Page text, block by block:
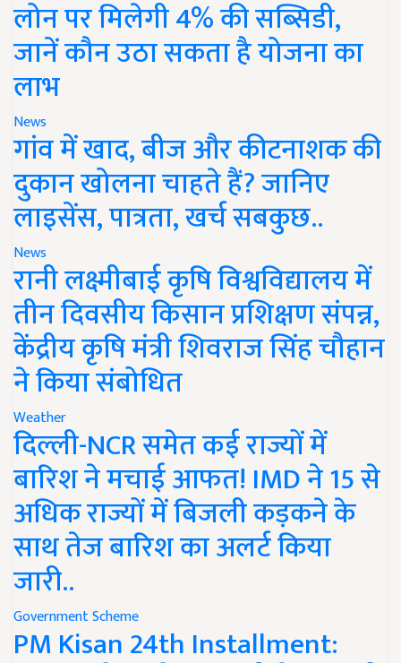
लोन पर मिलेगी 4% की सब्सिडी,
जानें कौन उठा सकता है योजना का
लाभ
News
गांव में खाद, बीज और कीटनाशक की
दुकान खोलना चाहते हैं? जानिए
लाइसेंस, पात्रता, खर्च सबकुछ..
News
रानी लक्ष्मीबाई कृषि विश्वविद्यालय में
तीन दिवसीय किसान प्रशिक्षण संपन्न,
केंद्रीय कृषि मंत्री शिवराज सिंह चौहान
ने किया संबोधित
Weather
दिल्ली-NCR समेत कई राज्यों में
बारिश ने मचाई आफत! IMD ने 15 से
अधिक राज्यों में बिजली कड़कने के
साथ तेज बारिश का अलर्ट किया
जारी..
Government Scheme
PM Kisan 24th Installment: